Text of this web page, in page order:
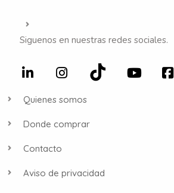
Siguenos en nuestras redes sociales.
Quienes somos
Donde comprar
Contacto
Aviso de privacidad